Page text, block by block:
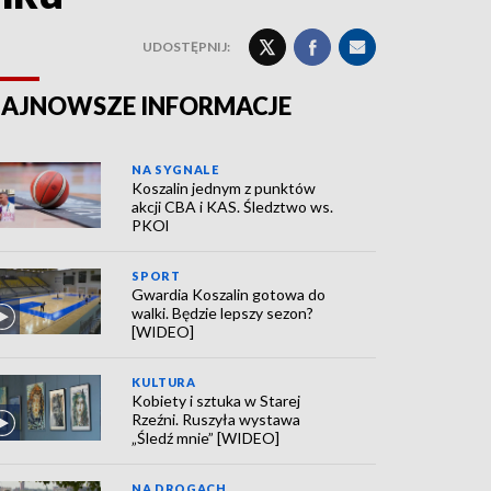
UDOSTĘPNIJ:
INFORMACJE
NA SYGNALE
Koszalin jednym z punktów
akcji CBA i KAS. Śledztwo ws.
PKOl
SPORT
Gwardia Koszalin gotowa do
walki. Będzie lepszy sezon?
[WIDEO]
KULTURA
Kobiety i sztuka w Starej
Rzeźni. Ruszyła wystawa
„Śledź mnie” [WIDEO]